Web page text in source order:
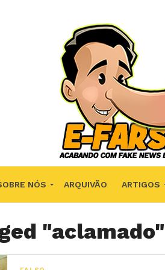
NÓS ARQUIVÃO ARTIGOS
"aclamado"